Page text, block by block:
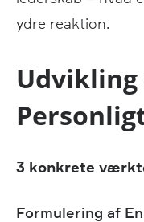
ydre reaktion.
3 konkrete
Formulering af